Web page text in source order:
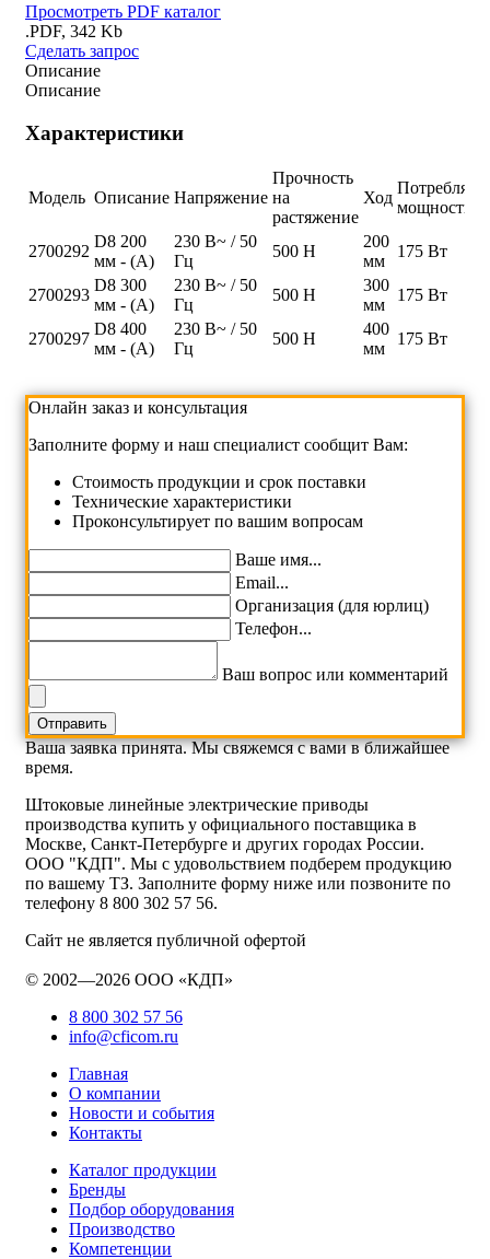
Просмотреть PDF каталог
.PDF, 342 Kb
Сделать запрос
Описание
Описание
Характеристики
Модель Описание Напряжение
Прочность
на
растяжение
Ход
мощность
2700292
D8 200
мм - (A)
230 В~ / 50
Гц
500 Н
200
мм
175 Вт
2700293
D8 300
мм - (A)
230 В~ / 50
Гц
500 Н
300
мм
175 Вт
2700297
D8 400
мм - (A)
230 В~ / 50
Гц
500 Н
400
мм
175 Вт
Онлайн заказ и консультация
Заполните форму и наш специалист сообщит Вам:
Cтоимость продукции и срок поставки
Технические характеристики
Проконсультирует по вашим вопросам
Ваше имя...
Email...
Организация (для юрлиц)
Телефон...
Ваш вопрос или комментарий
Ваша заявка принята. Мы свяжемся с вами в ближайшее
время.
Штоковые линейные электрические приводы
производства купить у официального поставщика в
Москве, Санкт-Петербурге и других городах России.
ООО "КДП". Мы с удовольствием подберем продукцию
по вашему ТЗ. Заполните форму ниже или позвоните по
телефону 8 800 302 57 56.
Сайт не является публичной офертой
© 2002—2026 ООО «КДП»
8 800 302 57 56
info@cficom.ru
Главная
О компании
Новости и события
Контакты
Каталог продукции
Бренды
Подбор оборудования
Производство
Компетенции